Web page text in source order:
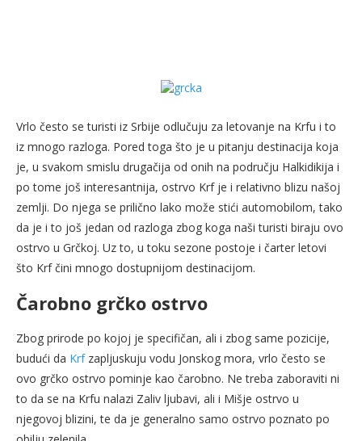
Vrlo često se turisti iz Srbije odlučuju za letovanje na Krfu i to
iz mnogo razloga. Pored toga što je u pitanju destinacija koja
je, u svakom smislu drugačija od onih na području Halkidikija i
po tome još interesantnija, ostrvo Krf je i relativno blizu našoj
zemlji. Do njega se prilično lako može stići automobilom, tako
da je i to još jedan od razloga zbog koga naši turisti biraju ovo
ostrvo u Grčkoj. Uz to, u toku sezone postoje i čarter letovi
što Krf čini mnogo dostupnijom destinacijom.
Čarobno grčko ostrvo
Zbog prirode po kojoj je specifičan, ali i zbog same pozicije,
budući da Krfzapljuskuju vodu Jonskog mora, vrlo često se
ovo grčko ostrvo pominje kao čarobno. Ne treba zaboraviti ni
to da se na Krfu nalazi Zaliv ljubavi, ali i Mišje ostrvo u
njegovoj blizini, te da je generalno samo ostrvo poznato po